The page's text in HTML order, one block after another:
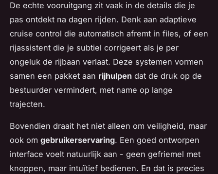
De echte vooruitgang zit vaak in de details die je
pas ontdekt na dagen rijden. Denk aan adaptieve
cruise control die automatisch afremt in files, of een
rijassistent die je subtiel corrigeert als je per
ongeluk de rijbaan verlaat. Deze systemen vormen
samen een pakket aan rijhulpen dat de druk op de
bestuurder vermindert, met name op lange
trajecten.
Bovendien draait het niet alleen om veiligheid, maar
ook om gebruikerservaring. Een goed ontworpen
interface voelt natuurlijk aan - geen gefriemel met
knoppen, maar intuïtief bedienen. En dat is precies